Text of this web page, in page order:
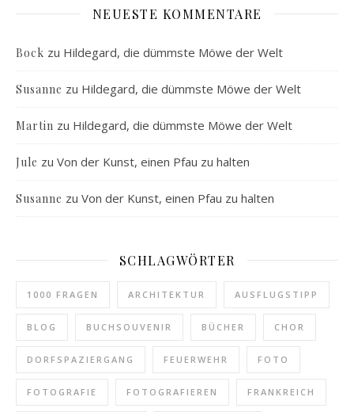
NEUESTE KOMMENTARE
Bock zu Hildegard, die dümmste Möwe der Welt
Susanne zu Hildegard, die dümmste Möwe der Welt
Martin zu Hildegard, die dümmste Möwe der Welt
Jule zu Von der Kunst, einen Pfau zu halten
Susanne zu Von der Kunst, einen Pfau zu halten
SCHLAGWÖRTER
1000 FRAGEN ARCHITEKTUR AUSFLUGSTIPP
BLOG BUCHSOUVENIR BÜCHER CHOR
DORFSPAZIERGANG FEUERWEHR FOTO
FOTOGRAFIE FOTOGRAFIEREN FRANKREICH